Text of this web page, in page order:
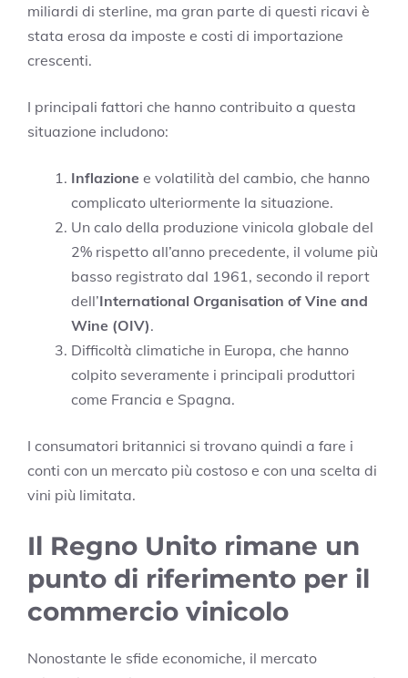
miliardi di sterline, ma gran parte di questi ricavi è
stata erosa da imposte e costi di importazione
crescenti.
I principali fattori che hanno contribuito a questa
situazione includono:
Inflazione e volatilità del cambio, che hanno
complicato ulteriormente la situazione.
Un calo della produzione vinicola globale del
2% rispetto all’anno precedente, il volume più
basso registrato dal 1961, secondo il report
dell’International Organisation of Vine and
Wine (OIV).
Difficoltà climatiche in Europa, che hanno
colpito severamente i principali produttori
come Francia e Spagna.
I consumatori britannici si trovano quindi a fare i
conti con un mercato più costoso e con una scelta di
vini più limitata.
Il Regno Unito rimane un
punto di riferimento per il
commercio vinicolo
Nonostante le sfide economiche, il mercato